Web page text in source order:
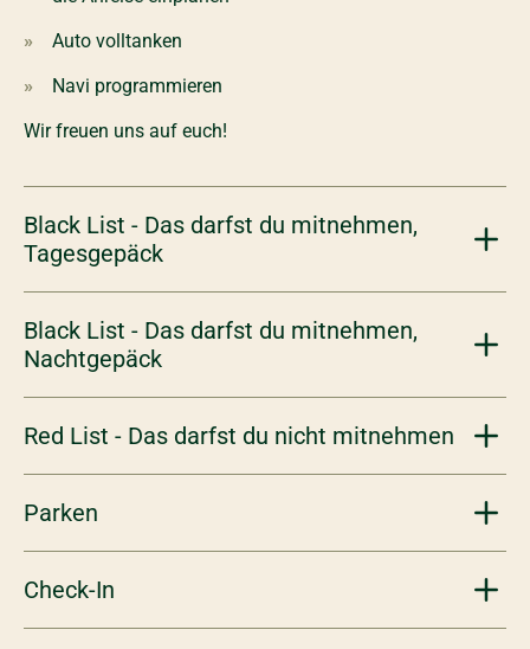
Auto volltanken
Navi programmieren
Wir freuen uns auf euch!
Black List - Das darfst du mitnehmen,
Tagesgepäck
Black List - Das darfst du mitnehmen,
Nachtgepäck
Red List - Das darfst du nicht mitnehmen
Parken
Check-In